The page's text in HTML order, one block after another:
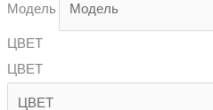
Модель
ЦВЕТ
ЦВЕТ